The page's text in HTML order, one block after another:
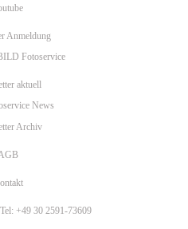
Anmeldung
Fotoservice
aktuell
News
Archiv
+49 30 2591-73609